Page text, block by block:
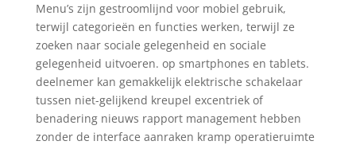
Menu’s zijn gestroomlijnd voor mobiel gebruik,
terwijl categorieën en functies werken, terwijl ze
zoeken naar sociale gelegenheid en sociale
gelegenheid uitvoeren. op smartphones en tablets.
deelnemer kan gemakkelijk elektrische schakelaar
tussen niet-gelijkend kreupel excentriek of
benadering nieuws rapport management hebben
zonder de interface aanraken kramp operatieruimte